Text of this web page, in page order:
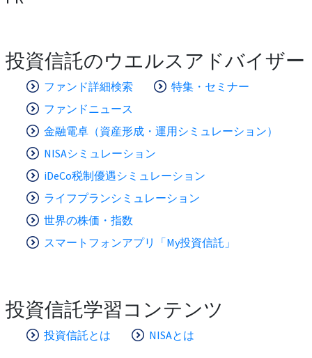
投資信託のウエルスアドバイザー
ファンド詳細検索
特集・セミナー
ファンドニュース
金融電卓（資産形成・運用シミュレーション）
NISAシミュレーション
iDeCo税制優遇シミュレーション
ライフプランシミュレーション
世界の株価・指数
スマートフォンアプリ「My投資信託」
投資信託学習コンテンツ
投資信託とは NISAとは